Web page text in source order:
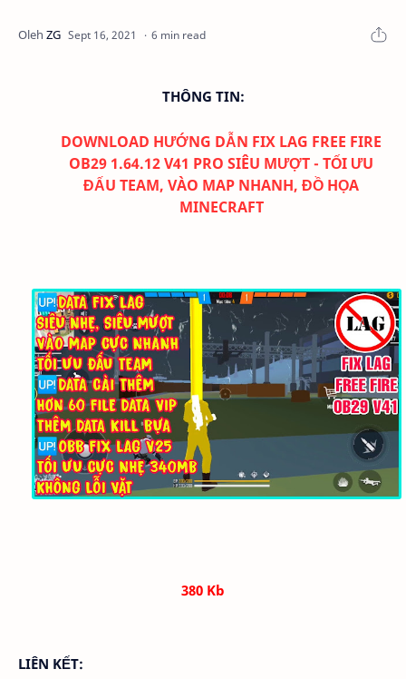
6 min read
THÔNG TIN:
DOWNLOAD HƯỚNG DẪN FIX LAG FREE FIRE
OB29 1.64.12 V41 PRO SIÊU MƯỢT - TỐI ƯU
ĐẤU TEAM, VÀO MAP NHANH, ĐỒ HỌA
MINECRAFT
380 Kb
LIÊN KẾT: